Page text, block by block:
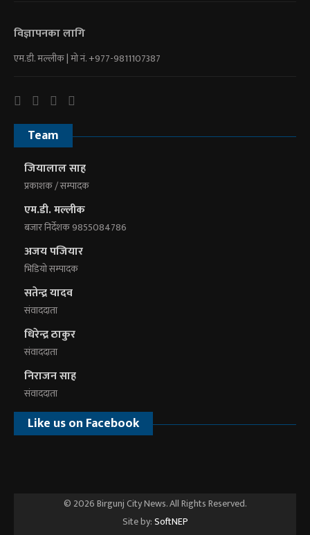
विज्ञापनका लागि
एम.डी. मल्लीक | माे नं. +977-9811107387
Team
जियालाल साह
प्रकाशक / सम्पादक
एम.डी. मल्लीक
बजार निर्देशक 9855084786
अजय पजियार
भिडियाे सम्पादक
सतेन्द्र यादव
संवाददाता
धिरेन्द्र ठाकुर
संवाददाता
निराजन साह
संवाददाता
Like us on Facebook
© 2026 Birgunj City News. All Rights Reserved.
Site by:SoftNEP